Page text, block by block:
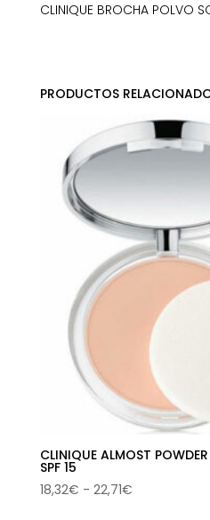
CLINIQUE BROCHA POLVO
PRODUCTOS
CLINIQUE ALMOST
SPF 15
18,32€ - 22,71€Rango